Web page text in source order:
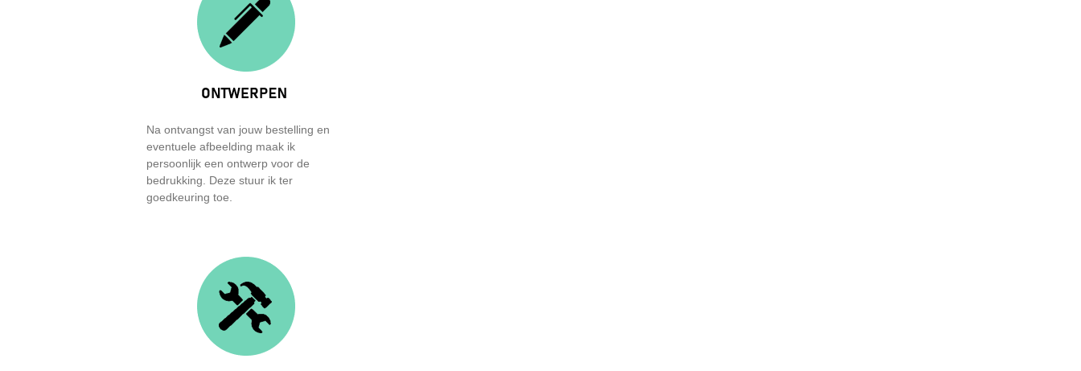
Na ontvangst van jouw bestelling en
eventuele afbeelding maak ik
persoonlijk een ontwerp voor de
bedrukking. Deze stuur ik ter
goedkeuring toe.